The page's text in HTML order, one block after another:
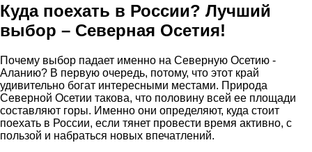
Куда поехать в России? Лучший
выбор – Северная Осетия!
Почему выбор падает именно на Северную Осетию -
Аланию? В первую очередь, потому, что этот край
удивительно богат интересными местами. Природа
Северной Осетии такова, что половину всей ее площади
составляют горы. Именно они определяют, куда стоит
поехать в России, если тянет провести время активно, с
пользой и набраться новых впечатлений.